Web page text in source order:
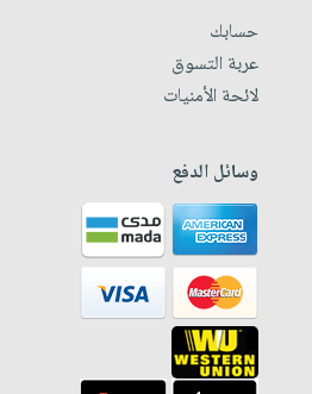
حسابك
عربة التسوق
لائحة الأمنيات
وسائل الدفع